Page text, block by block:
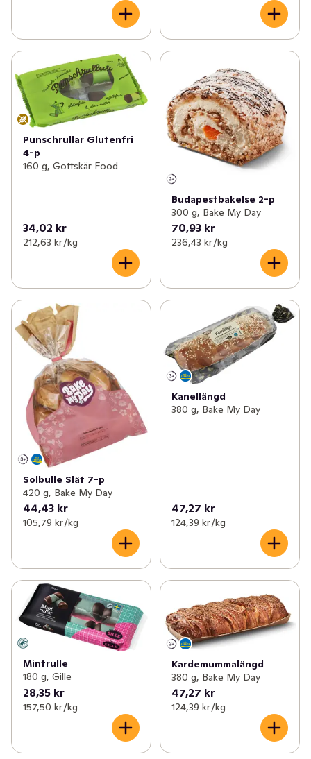
Punschrullar Glutenfri
4-p
160 g, Gottskär Food
34,02 kr
212,63 kr /kg
Budapestbakelse 2-p
300 g, Bake My Day
70,93 kr
236,43 kr /kg
Solbulle Slät 7-p
420 g, Bake My Day
44,43 kr
105,79 kr /kg
Kanellängd
380 g, Bake My Day
47,27 kr
124,39 kr /kg
Mintrulle
180 g, Gille
28,35 kr
157,50 kr /kg
Kardemummalängd
380 g, Bake My Day
47,27 kr
124,39 kr /kg